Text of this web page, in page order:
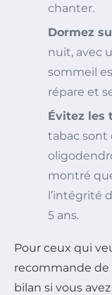
chanter.
Dormez
nuit, avec
sommeil
répare et
Évitez les
tabac sont
montré
l’intégrité
5 ans.
Pour ceux qui
recommande
bilan si vous